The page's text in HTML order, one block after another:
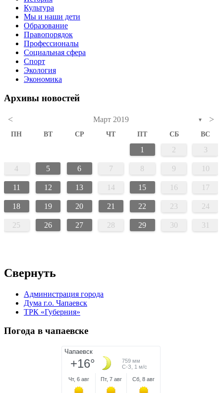
Культура
Мы и наши дети
Образование
Правопорядок
Профессионалы
Социальная сфера
Спорт
Экология
Экономика
Архивы новостей
< Март 2019 ▼ >
ПН ВТ СР ЧТ ПТ СБ ВС
1 2 3
4 5 6 7 8 9 10
11 12 13 14 15 16 17
18 19 20 21 22 23 24
25 26 27 28 29 30 31
Свернуть
Администрация города
Дума г.о. Чапаевск
ТРК «Губерния»
Погода в чапаевске